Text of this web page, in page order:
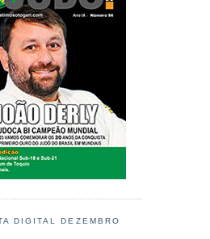
DIGITAL DEZEMBRO